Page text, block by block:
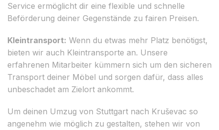
Service ermöglicht dir eine flexible und schnelle
Beförderung deiner Gegenstände zu fairen Preisen.
Kleintransport: Wenn du etwas mehr Platz benötigst,
bieten wir auch Kleintransporte an. Unsere
erfahrenen Mitarbeiter kümmern sich um den sicheren
Transport deiner Möbel und sorgen dafür, dass alles
unbeschadet am Zielort ankommt.
Um deinen Umzug von Stuttgart nach Kruševac so
angenehm wie möglich zu gestalten, stehen wir von